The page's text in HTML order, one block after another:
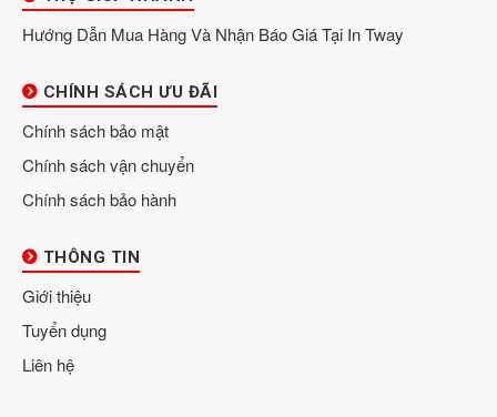
Hướng Dẫn Mua Hàng Và Nhận Báo Giá Tại In Tway
CHÍNH SÁCH ƯU ĐÃI
Chính sách bảo mật
Chính sách vận chuyển
Chính sách bảo hành
THÔNG TIN
Giới thiệu
Tuyển dụng
Liên hệ